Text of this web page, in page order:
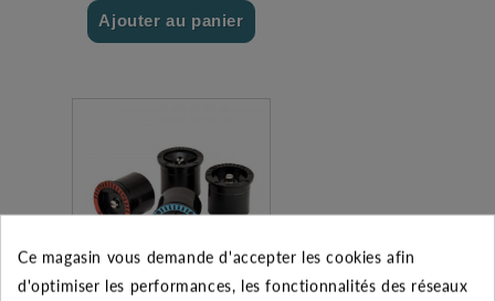
Ajouter au panier
Ce magasin vous demande d'accepter les cookies afin
d'optimiser les performances, les fonctionnalités des réseaux